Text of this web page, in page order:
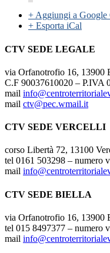
+ Aggiungi a Google
+ Esporta iCal
CTV SEDE LEGALE
via Orfanotrofio 16, 13900
C.F 90037610020 – P.IVA
mail
mail ctv@pec.wmail.it
CTV SEDE VERCELLI
corso Libertà 72, 13100
tel 0161 503298 – numero
mail
CTV SEDE BIELLA
via Orfanotrofio 16, 13900
tel 015 8497377 – numero
mail